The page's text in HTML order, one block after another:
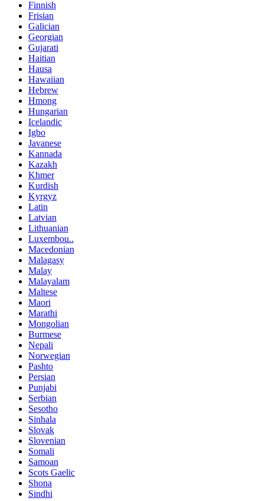
Finnish
Frisian
Galician
Georgian
Gujarati
Haitian
Hausa
Hawaiian
Hebrew
Hmong
Hungarian
Icelandic
Igbo
Javanese
Kannada
Kazakh
Khmer
Kurdish
Kyrgyz
Latin
Latvian
Lithuanian
Luxembou..
Macedonian
Malagasy
Malay
Malayalam
Maltese
Maori
Marathi
Mongolian
Burmese
Nepali
Norwegian
Pashto
Persian
Punjabi
Serbian
Sesotho
Sinhala
Slovak
Slovenian
Somali
Samoan
Scots Gaelic
Shona
Sindhi